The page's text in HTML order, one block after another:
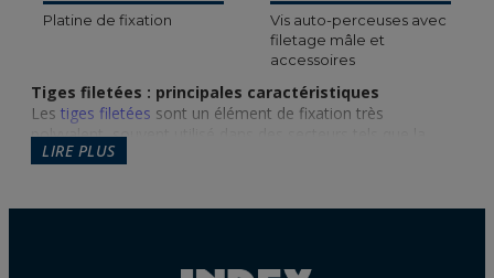
Platine de fixation
Vis auto-perceuses avec
filetage mâle et
accessoires
Tiges filetées : principales caractéristiques
Les tiges filetées sont un élément de fixation très
polyvalent, souvent utilisé dans des secteurs tels que la
construction ou les travaux de bricolage. Elles offrent une
LIRE PLUS